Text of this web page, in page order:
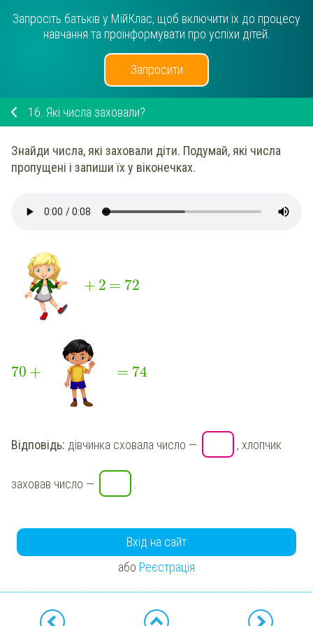
Запросіть батьків у МійКлас, щоб включити їх до процесу
навчання та проінформувати про успіхи дітей.
Запросити
16. Які числа заховали?
Знайди числа, які заховали діти. Подумай, які числа
пропущені і запиши їх у віконечках.
+ 2 = 72
70 + = 74
Відповідь: дівчинка сховала число — , хлопчик
заховав число —
Вхід на сайт
або Реєстрація